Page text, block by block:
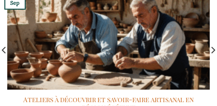
Ateliers à découvrir et savoir-faire artisanal en
Sep